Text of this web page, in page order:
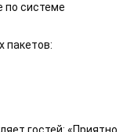
по системе
пакетов: